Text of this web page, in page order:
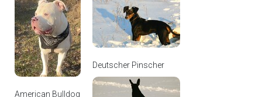
American Bulldog
Deutscher Pinscher